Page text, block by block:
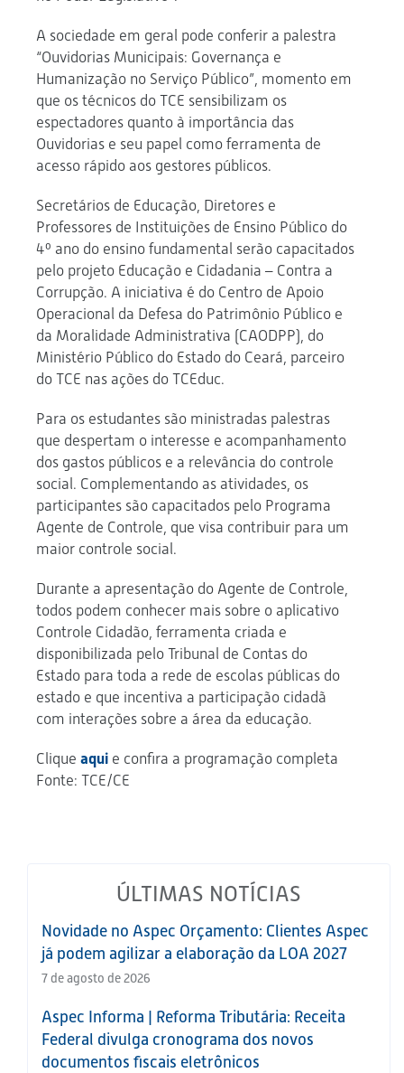
A sociedade em geral pode conferir a palestra
“Ouvidorias Municipais: Governança e
Humanização no Serviço Público”, momento em
que os técnicos do TCE sensibilizam os
espectadores quanto à importância das
Ouvidorias e seu papel como ferramenta de
acesso rápido aos gestores públicos.
Secretários de Educação, Diretores e
Professores de Instituições de Ensino Público do
4º ano do ensino fundamental serão capacitados
pelo projeto Educação e Cidadania – Contra a
Corrupção. A iniciativa é do Centro de Apoio
Operacional da Defesa do Patrimônio Público e
da Moralidade Administrativa (CAODPP), do
Ministério Público do Estado do Ceará, parceiro
do TCE nas ações do TCEduc.
Para os estudantes são ministradas palestras
que despertam o interesse e acompanhamento
dos gastos públicos e a relevância do controle
social. Complementando as atividades, os
participantes são capacitados pelo Programa
Agente de Controle, que visa contribuir para um
maior controle social.
Durante a apresentação do Agente de Controle,
todos podem conhecer mais sobre o aplicativo
Controle Cidadão, ferramenta criada e
disponibilizada pelo Tribunal de Contas do
Estado para toda a rede de escolas públicas do
estado e que incentiva a participação cidadã
com interações sobre a área da educação.
Clique aqui e confira a programação completa
Fonte: TCE/CE
ÚLTIMAS NOTÍCIAS
Novidade no Aspec Orçamento: Clientes Aspec
já podem agilizar a elaboração da LOA 2027
7 de agosto de 2026
Aspec Informa | Reforma Tributária: Receita
Federal divulga cronograma dos novos
documentos fiscais eletrônicos